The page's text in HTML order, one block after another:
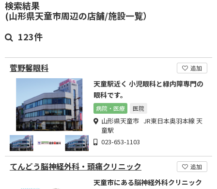
検索結果
(山形県天童市周辺の店舗/施設一覧）
123件
菅野馨眼科 追加
天童駅近く 小児眼科と緑内障専門の
眼科です。
病院・医療 医院
山形県天童市 JR東日本奥羽本線 天
童駅
023-653-1103
てんどう脳神経外科・頭痛クリニック 追加
天童市にある脳神経外科クリニック